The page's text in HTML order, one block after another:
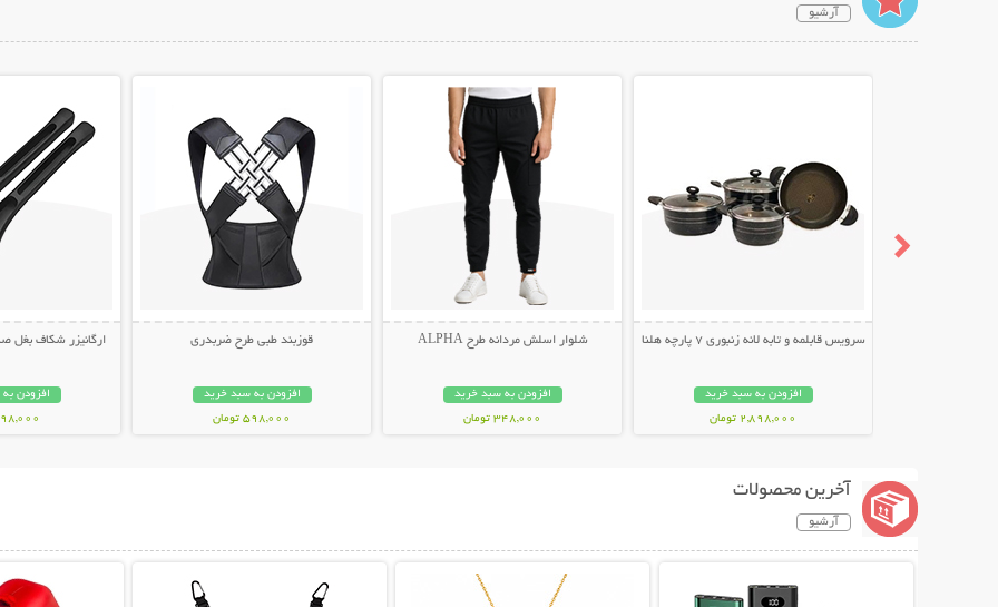
آرشیو
سرویس قابلمه و تابه لانه زنبوری 7 پارچه هلنا
افزودن به سبد خرید
2,898,000 تومان
شلوار اسلش مردانه طرح ALPHA
افزودن به سبد خرید
348,000 تومان
قوزبند طبی طرح ضربدری
افزودن به سبد خرید
598,000 تومان
ارگانیزر شکاف بغل
افزودن
498,000
آخرین محصولات
آرشیو